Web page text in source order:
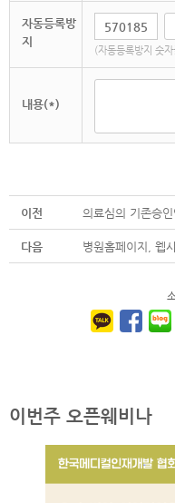
자동등록방
지
(자동등록방지 숫
내용(*)
이전 의료심의 기존승인
다음 병원홈페이지, 웹
이번주 오픈웨비나